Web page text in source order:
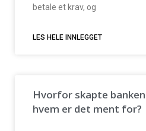
betale et krav, og
LES HELE INNLEGGET
Hvorfor skapte
hvem er det ment for?